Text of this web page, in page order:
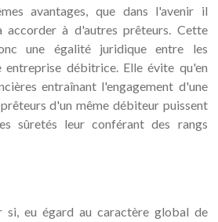
avantages, que dans l'avenir il
accorder à d'autres prêteurs. Cette
une égalité juridique entre les
entreprise débitrice. Elle évite qu'en
entraînant l'engagement d'une
d'un même débiteur puissent
sûretés leur conférant des rangs
si, eu égard au caractère global de